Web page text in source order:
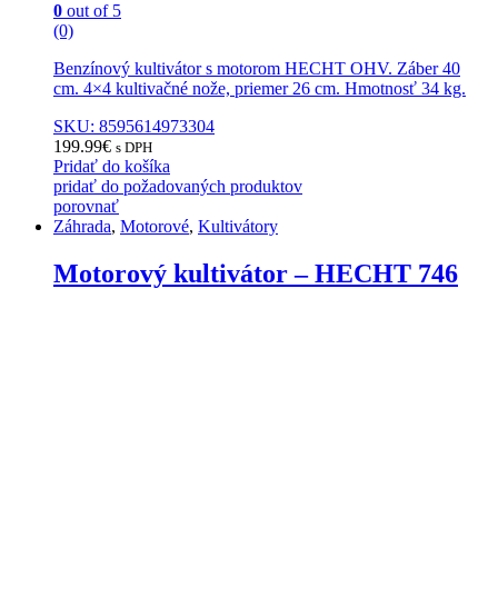
0 out of 5
(0)
Benzínový kultivátor s motorom HECHT OHV. Záber 40
cm. 4×4 kultivačné nože, priemer 26 cm. Hmotnosť 34 kg.
SKU: 8595614973304
199.99€ s DPH
Pridať do košíka
pridať do požadovaných produktov
porovnať
Záhrada, Motorové, Kultivátory
Motorový kultivátor – HECHT 746